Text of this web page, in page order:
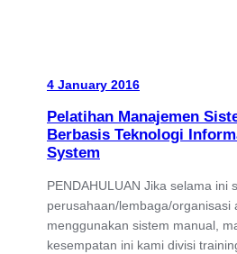
4 January 2016
Pelatihan Manajemen
Berbasis Teknologi
System
PENDAHULUAN Jika selama ini
perusahaan/lembaga/organisasi
menggunakan sistem manual,
kesempatan ini kami divisi